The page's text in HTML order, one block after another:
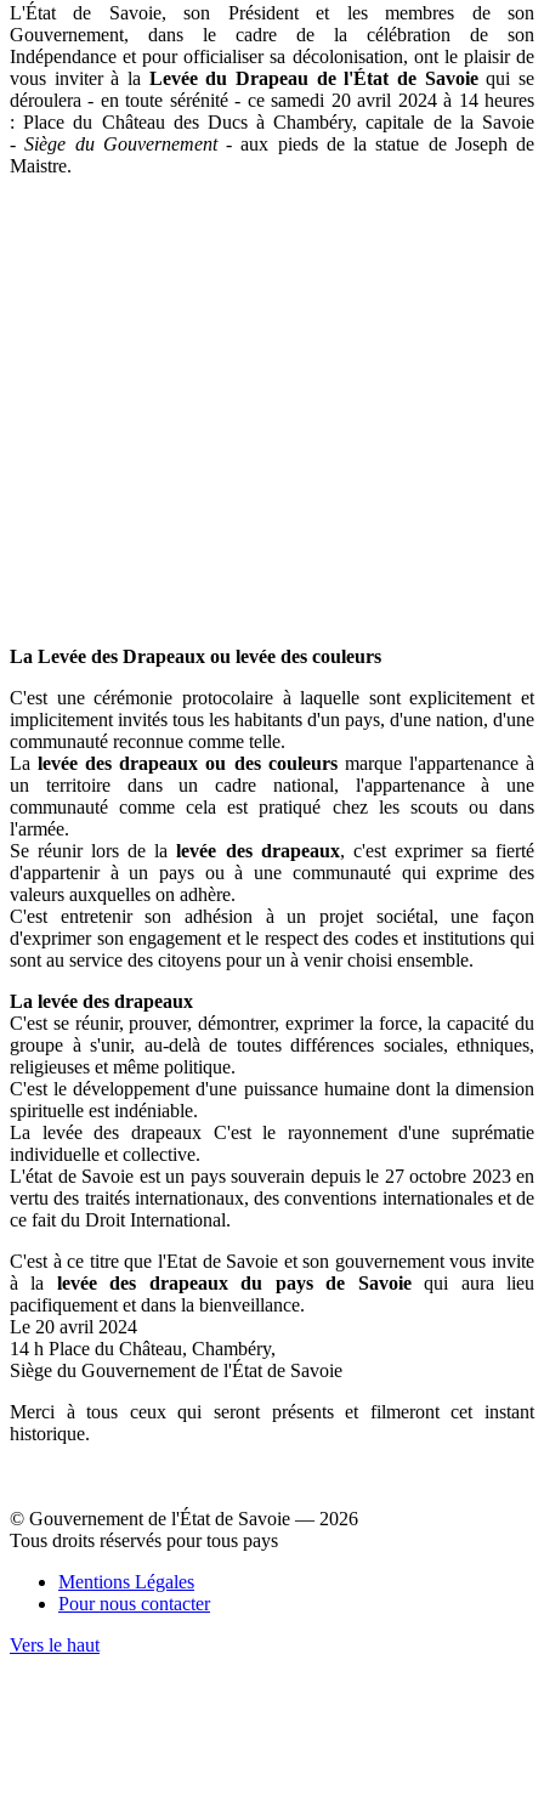
L'État de Savoie, son Président et les membres de son
Gouvernement, dans le cadre de la célébration de son
Indépendance et pour officialiser sa décolonisation, ont le plaisir de
vous inviter à la Levée du Drapeau de l'État de Savoiequi se
déroulera - en toute sérénité - ce samedi 20 avril 2024 à 14 heures
: Place du Château des Ducs à Chambéry, capitale de la Savoie
-Siège du Gouvernement- aux pieds de la statue de Joseph de
Maistre.
La Levée des Drapeaux ou levée des couleurs
C'est une cérémonie protocolaire à laquelle sont explicitement et
implicitement invités tous les habitants d'un pays, d'une nation, d'une
communauté reconnue comme telle.
Lalevée des drapeaux ou des couleursmarque l'appartenance à
un territoire dans un cadre national, l'appartenance à une
communauté comme cela est pratiqué chez les scouts ou dans
l'armée.
Se réunir lors de lalevée des drapeaux, c'est exprimer sa fierté
d'appartenir à un pays ou à une communauté qui exprime des
valeurs auxquelles on adhère.
C'est entretenir son adhésion à un projet sociétal, une façon
d'exprimer son engagement et le respect des codes et institutions qui
sont au service des citoyens pour un à venir choisi ensemble.
La levée des drapeaux
C'est se réunir, prouver, démontrer, exprimer la force, la capacité du
groupe à s'unir, au-delà de toutes différences sociales, ethniques,
religieuses et même politique.
C'est le développement d'une puissance humaine dont la dimension
spirituelle est indéniable.
La levée des drapeaux C'est le rayonnement d'une suprématie
individuelle et collective.
L'état de Savoie est un pays souverain depuis le 27 octobre 2023 en
vertu des traités internationaux, des conventions internationales et de
ce fait du Droit International.
C'est à ce titre que l'Etat de Savoie et son gouvernement vous invite
à la levée des drapeaux du pays de Savoiequi aura lieu
pacifiquement et dans la bienveillance.
Le 20 avril 2024
14 h Place du Château, Chambéry,
Siège du Gouvernement de l'État de Savoie
Merci à tous ceux qui seront présents et filmeront cet instant
historique.
© Gouvernement de l'État de Savoie ― 2026
Tous droits réservés pour tous pays
Mentions Légales
Pour nous contacter
Vers le haut